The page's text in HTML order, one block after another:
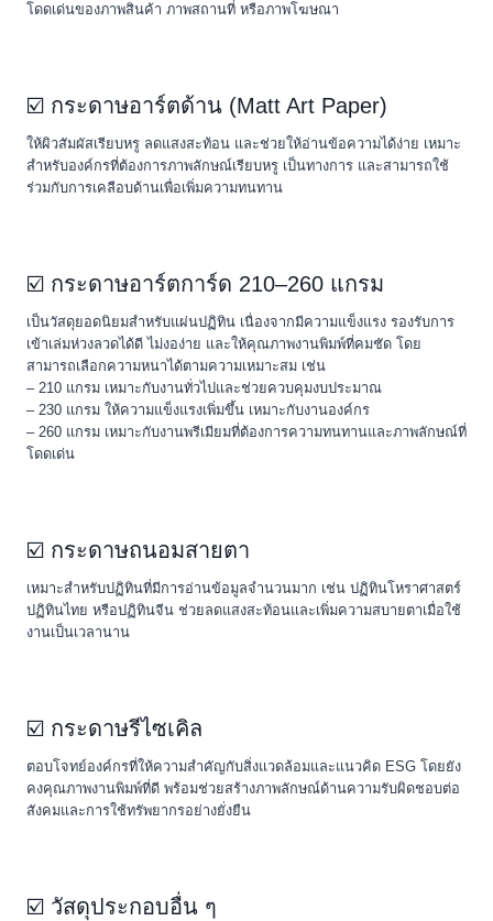
โดดเด่นของภาพสินค้า ภาพสถานที่ หรือภาพโฆษณา
☑️ กระดาษอาร์ตด้าน (Matt Art Paper)
ให้ผิวสัมผัสเรียบหรู ลดแสงสะท้อน และช่วยให้อ่านข้อความได้ง่าย เหมาะ
สำหรับองค์กรที่ต้องการภาพลักษณ์เรียบหรู เป็นทางการ และสามารถใช้
ร่วมกับการเคลือบด้านเพื่อเพิ่มความทนทาน
☑️ กระดาษอาร์ตการ์ด 210–260 แกรม
เป็นวัสดุยอดนิยมสำหรับแผ่นปฏิทิน เนื่องจากมีความแข็งแรง รองรับการ
เข้าเล่มห่วงลวดได้ดี ไม่งอง่าย และให้คุณภาพงานพิมพ์ที่คมชัด โดย
สามารถเลือกความหนาได้ตามความเหมาะสม เช่น
– 210 แกรม เหมาะกับงานทั่วไปและช่วยควบคุมงบประมาณ
– 230 แกรม ให้ความแข็งแรงเพิ่มขึ้น เหมาะกับงานองค์กร
– 260 แกรม เหมาะกับงานพรีเมียมที่ต้องการความทนทานและภาพลักษณ์ที่
โดดเด่น
☑️ กระดาษถนอมสายตา
เหมาะสำหรับปฏิทินที่มีการอ่านข้อมูลจำนวนมาก เช่น ปฏิทินโหราศาสตร์
ปฏิทินไทย หรือปฏิทินจีน ช่วยลดแสงสะท้อนและเพิ่มความสบายตาเมื่อใช้
งานเป็นเวลานาน
☑️ กระดาษรีไซเคิล
ตอบโจทย์องค์กรที่ให้ความสำคัญกับสิ่งแวดล้อมและแนวคิด ESG โดยยัง
คงคุณภาพงานพิมพ์ที่ดี พร้อมช่วยสร้างภาพลักษณ์ด้านความรับผิดชอบต่อ
สังคมและการใช้ทรัพยากรอย่างยั่งยืน
☑️ วัสดุประกอบอื่น ๆ